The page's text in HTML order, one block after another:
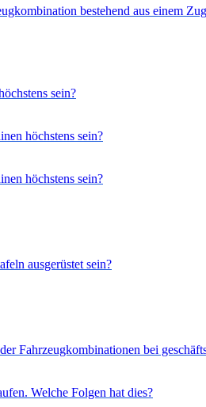
bestehend aus einem
sein?
höchstens sein?
höchstens sein?
ausgerüstet sein?
Fahrzeugkombinationen bei
Welche Folgen hat dies?